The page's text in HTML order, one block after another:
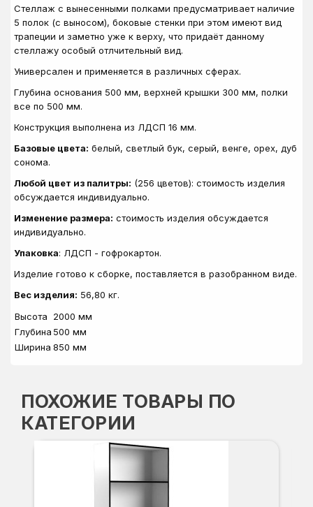
Стеллаж с вынесенными полками предусматривает наличие
5 полок (с выносом), боковые стенки при этом имеют вид
трапеции и заметно уже к верху, что придаёт данному
стеллажу особый отлчительный вид.
Универсален и применяется в различных сферах.
Глубина основания 500 мм, верхней крышки 300 мм, полки
все по 500 мм.
Конструкция выполнена из ЛДСП 16 мм.
Базовые цвета: белый, светлый бук, серый, венге, орех, дуб
сонома.
Любой цвет из палитры: (256 цветов): стоимость изделия
обсуждается индивидуально.
Изменение размера: стоимость изделия обсуждается
индивидуально.
Упаковка: ЛДСП - гофрокартон.
Изделие готово к сборке, поставляется в разобранном виде.
Вес изделия: 56,80 кг.
Высота
2000 мм
Глубина 500 мм
Ширина 850 мм
ПОХОЖИЕ ТОВАРЫ ПО
КАТЕГОРИИ